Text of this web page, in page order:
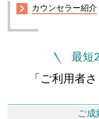
カウンセラー紹介
最短
「ご利用者
ご